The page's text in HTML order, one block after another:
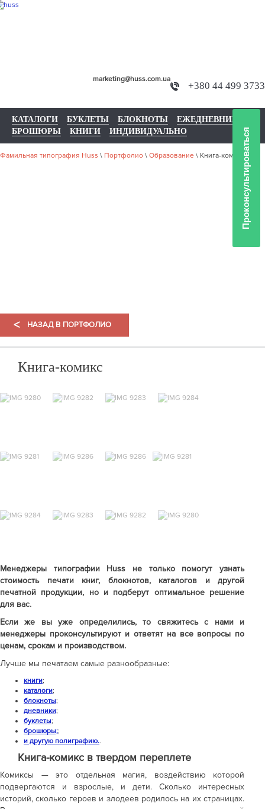
+380 44 499 3733
marketing@huss.com.ua
КАТАЛОГИ БУКЛЕТЫ БЛОКНОТЫ
ЕЖЕДНЕВНИКИ
БРОШЮРЫ
КНИГИ ИНДИВИДУАЛЬНО
Фамильная типография Huss \ Портфолио \ Образование \ Книга-комикс
< НАЗАД В ПОРТФОЛИО
Книга-комикс
Менеджеры типографии Huss не только помогут узнать
стоимость печати книг, блокнотов, каталогов и другой
печатной продукции, но и подберут оптимальное решение
для вас.
Если же вы уже определились, то свяжитесь с нами и
менеджеры проконсультируют и ответят на все вопросы по
ценам, срокам и производством.
Лучше мы печатаем самые разнообразные:
книги;
каталоги;
блокноты;
дневники;
буклеты;
брошюры;;
и другую полиграфию..
Книга-комикс в твердом переплете
Комиксы — это отдельная магия, воздействию которой
подвергаются и взрослые, и дети. Сколько интересных
историй, сколько героев и злодеев родилось на их страницах.
Проконсультироваться